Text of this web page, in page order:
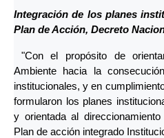
Integración de los planes
Plan de Acción, Decreto
"Con el propósito de
Ambiente hacia la
institucionales, y en
formularon los planes
y orientada al
Plan de acción integrado